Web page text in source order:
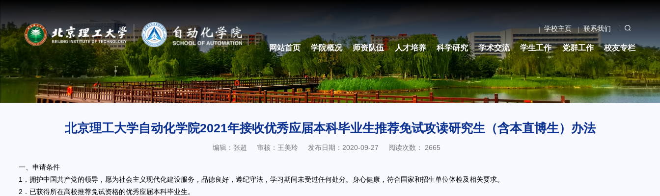
学校主页 联系我们
网站首页 学院概况 师资队伍 人才培养 科学研究 学术交流 学生工作 党群工作 校友专栏
北京理工大学自动化学院2021年接收优秀应届本科毕业生推荐免试攻读研究生（含本直博生）办法
编辑：张超 审核：王美玲 发布日期：2020-09-27 阅读次数： 2665
一、申请条件
1．拥护中国共产党的领导，愿为社会主义现代化建设服务，品德良好，遵纪守法，学习期间未受过任何处分。身心健康，符合国家和招生单位体检及相关要求。
2．已获得所在高校推荐免试资格的优秀应届本科毕业生。